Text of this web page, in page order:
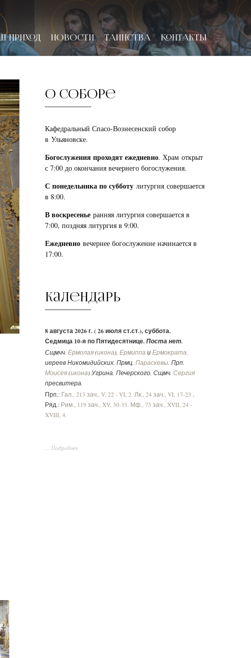
ПРИХОД НОВОСТИ ТАИНСТВА КОНТАКТЫ
О соборе
Кафедральный Спасо-Вознесенский собор
в Ульяновске.
Богослужения проходят ежедневно. Храм открыт
с 7:00 до окончания вечернего богослужения.
С понедельника по субботулитургия совершается
в 8:00.
В воскресеньеранняя литургия совершается в
7:00, поздняя литургия в 9:00.
Ежедневновечернее богослужение начинается в
17:00.
Календарь
8 августа 2026 г. ( 26 июля ст.ст.), суббота.
Седмица 10-я по Пятидесятнице.Поста нет.
Сщмчч.Ермолая (икона),Ермиппа иЕрмократа,
иереев Никомидийских. Прмц.Параскевы. Прп.
Моисея (икона) Угрина, Печерского. Сщмч.Сергия
пресвитера.
Прп.: Гал., 213 зач., V, 22 - VI, 2. Лк., 24 зач., VI, 17-23 .
Ряд.: Рим., 119 зач., XV, 30-33. Мф., 73 зач., XVII, 24 -
XVIII, 4.
... Подробнее